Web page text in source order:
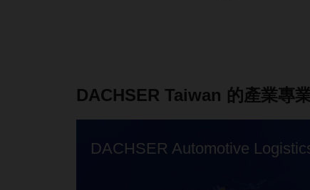
DACHSER Taiwan 的產業專
DACHSER Automotive